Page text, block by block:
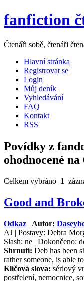
fanfiction
Čtenáři sobě, čtenáři
Hlavní stránka
Registrovat se
Login
Můj deník
Vyhledávání
FAQ
Kontakt
RSS
Povídky z
ohodnocené na
Celkem vybráno 1
Good and
Odkaz | Autor:
AJ | Postavy: Debra
Slash: ne | Dokončeno:
Shrnutí: Deb has been
rather someone, is able
Klíčová slova: sériový
postřelení, nemocnice,